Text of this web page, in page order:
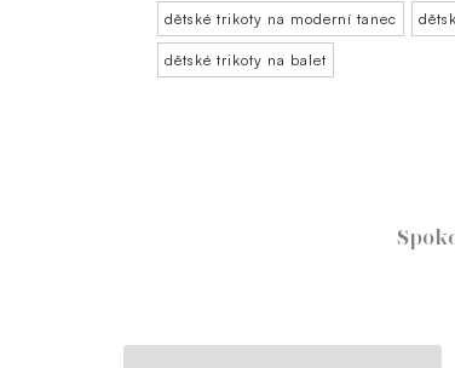
dětské trikoty na moderní tanec
dětské trikoty na balet